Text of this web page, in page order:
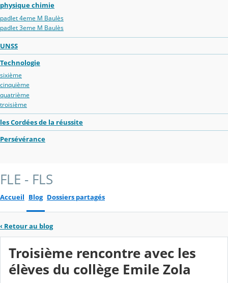
physique chimie
padlet 4eme M Baulès
padlet 3eme M Baulès
UNSS
Technologie
sixième
cinquième
quatrième
troisième
les Cordées de la réussite
Persévérance
FLE - FLS
Accueil Blog Dossiers partagés
‹ Retour au blog
Troisième rencontre avec les
élèves du collège Emile Zola